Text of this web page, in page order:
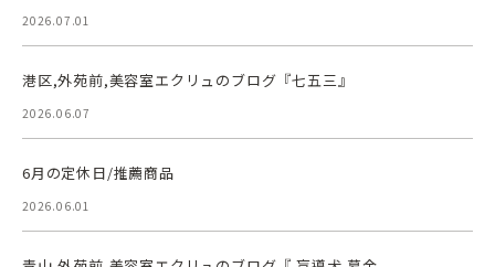
2026.07.01
港区,外苑前,美容室エクリュのブログ『七五三』
2026.06.07
6月の定休日/推薦商品
2026.06.01